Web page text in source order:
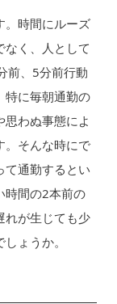
。時間にルーズ
なく、人として
前、5分前行動
特に毎朝通勤の
わぬ事態によ
。そんな時にで
て通勤するとい
時間の2本前の
れが生じても少
ょうか。